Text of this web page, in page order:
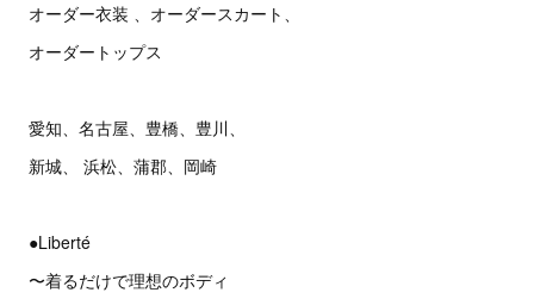
オーダー衣装 、オーダースカート、
オーダートップス
愛知、名古屋、豊橋、豊川、
新城、 浜松、蒲郡、岡崎
●Liberté
〜着るだけで理想のボディ